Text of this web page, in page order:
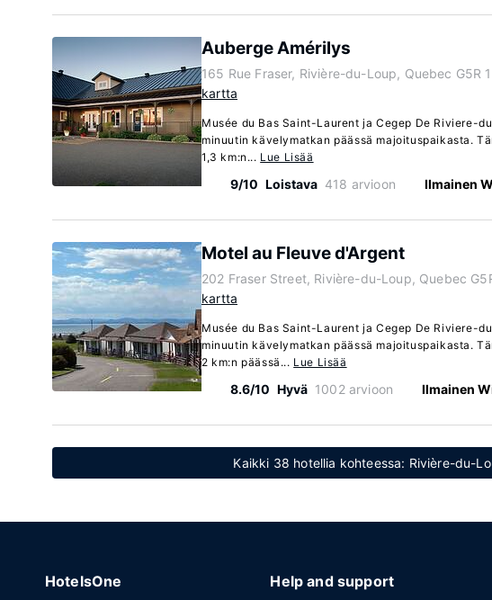
Auberge Amérilys
165 Rue Fraser, Rivière-du-Loup, Quebec G5R
kartta
Musée du Bas Saint-Laurent ja Cegep De Riviere-
minuutin kävelymatkan päässä majoituspaikasta.
1,3 km:n... Lue Lisää
9/10 Loistava 418 arvioon Ilmainen
Motel au Fleuve d'Argent
202 Fraser Street, Rivière-du-Loup, Quebec
kartta
Musée du Bas Saint-Laurent ja Cegep De Riviere-
minuutin kävelymatkan päässä majoituspaikasta.
2 km:n päässä... Lue Lisää
8.6/10 Hyvä 1002 arvioon Ilmainen
Kaikki 38 hotellia kohteessa: Rivière-du-
HotelsOne Help and support